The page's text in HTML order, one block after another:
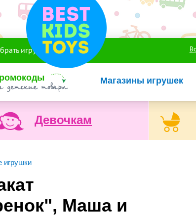
игрушку
Магазины игрушек
Девочкам
игрушки
Маша и